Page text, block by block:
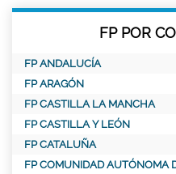
FP POR
FP ANDALUCÍA
FP ARAGÓN
FP CASTILLA LA MANCHA
FP CASTILLA Y LEÓN
FP CATALUÑA
FP COMUNIDAD AUTÓNOMA